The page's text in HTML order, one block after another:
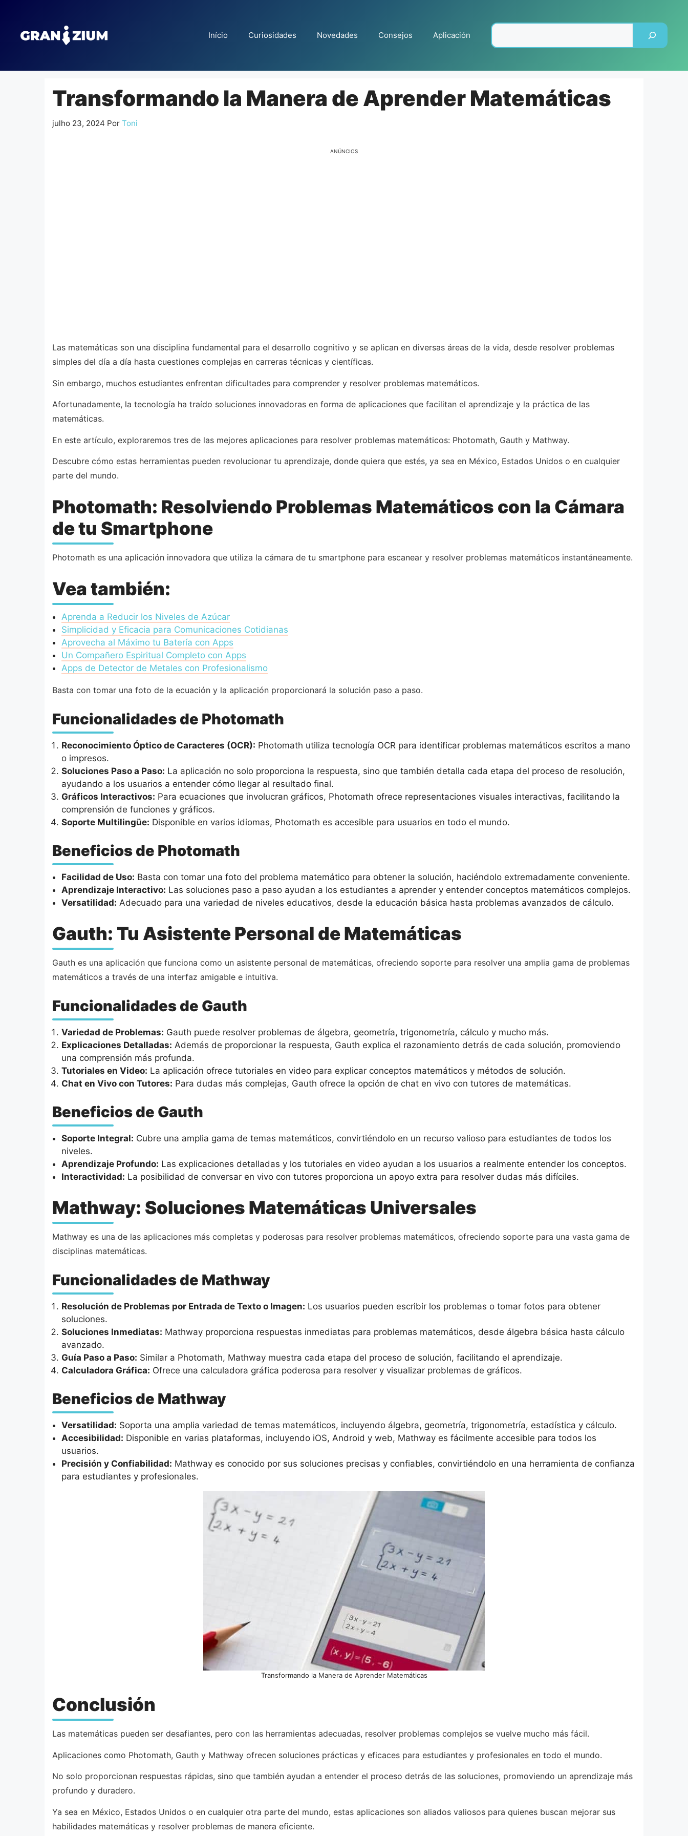
Início Curiosidades Novedades Consejos Aplicación
Transformando la Manera de Aprender Matemáticas
julho 23, 2024 Por Toni
ANÚNCIOS
Las matemáticas son una disciplina fundamental para el desarrollo cognitivo y se aplican en diversas áreas de la vida, desde resolver problemas
simples del día a día hasta cuestiones complejas en carreras técnicas y científicas.
Sin embargo, muchos estudiantes enfrentan dificultades para comprender y resolver problemas matemáticos.
Afortunadamente, la tecnología ha traído soluciones innovadoras en forma de aplicaciones que facilitan el aprendizaje y la práctica de las
matemáticas.
En este artículo, exploraremos tres de las mejores aplicaciones para resolver problemas matemáticos: Photomath, Gauth y Mathway.
Descubre cómo estas herramientas pueden revolucionar tu aprendizaje, donde quiera que estés, ya sea en México, Estados Unidos o en cualquier
parte del mundo.
Photomath: Resolviendo Problemas Matemáticos con la Cámara
de tu Smartphone
Photomath es una aplicación innovadora que utiliza la cámara de tu smartphone para escanear y resolver problemas matemáticos instantáneamente.
Vea también:
Aprenda a Reducir los Niveles de Azúcar
Simplicidad y Eficacia para Comunicaciones Cotidianas
Aprovecha al Máximo tu Batería con Apps
Un Compañero Espiritual Completo con Apps
Apps de Detector de Metales con Profesionalismo
Basta con tomar una foto de la ecuación y la aplicación proporcionará la solución paso a paso.
Funcionalidades de Photomath
Reconocimiento Óptico de Caracteres (OCR): Photomath utiliza tecnología OCR para identificar problemas matemáticos escritos a mano
o impresos.
Soluciones Paso a Paso: La aplicación no solo proporciona la respuesta, sino que también detalla cada etapa del proceso de resolución,
ayudando a los usuarios a entender cómo llegar al resultado final.
Gráficos Interactivos: Para ecuaciones que involucran gráficos, Photomath ofrece representaciones visuales interactivas, facilitando la
comprensión de funciones y gráficos.
Soporte Multilingüe: Disponible en varios idiomas, Photomath es accesible para usuarios en todo el mundo.
Beneficios de Photomath
Facilidad de Uso: Basta con tomar una foto del problema matemático para obtener la solución, haciéndolo extremadamente conveniente.
Aprendizaje Interactivo: Las soluciones paso a paso ayudan a los estudiantes a aprender y entender conceptos matemáticos complejos.
Versatilidad: Adecuado para una variedad de niveles educativos, desde la educación básica hasta problemas avanzados de cálculo.
Gauth: Tu Asistente Personal de Matemáticas
Gauth es una aplicación que funciona como un asistente personal de matemáticas, ofreciendo soporte para resolver una amplia gama de problemas
matemáticos a través de una interfaz amigable e intuitiva.
Funcionalidades de Gauth
Variedad de Problemas: Gauth puede resolver problemas de álgebra, geometría, trigonometría, cálculo y mucho más.
Explicaciones Detalladas: Además de proporcionar la respuesta, Gauth explica el razonamiento detrás de cada solución, promoviendo
una comprensión más profunda.
Tutoriales en Video: La aplicación ofrece tutoriales en video para explicar conceptos matemáticos y métodos de solución.
Chat en Vivo con Tutores: Para dudas más complejas, Gauth ofrece la opción de chat en vivo con tutores de matemáticas.
Beneficios de Gauth
Soporte Integral: Cubre una amplia gama de temas matemáticos, convirtiéndolo en un recurso valioso para estudiantes de todos los
niveles.
Aprendizaje Profundo: Las explicaciones detalladas y los tutoriales en video ayudan a los usuarios a realmente entender los conceptos.
Interactividad: La posibilidad de conversar en vivo con tutores proporciona un apoyo extra para resolver dudas más difíciles.
Mathway: Soluciones Matemáticas Universales
Mathway es una de las aplicaciones más completas y poderosas para resolver problemas matemáticos, ofreciendo soporte para una vasta gama de
disciplinas matemáticas.
Funcionalidades de Mathway
Resolución de Problemas por Entrada de Texto o Imagen: Los usuarios pueden escribir los problemas o tomar fotos para obtener
soluciones.
Soluciones Inmediatas: Mathway proporciona respuestas inmediatas para problemas matemáticos, desde álgebra básica hasta cálculo
avanzado.
Guía Paso a Paso: Similar a Photomath, Mathway muestra cada etapa del proceso de solución, facilitando el aprendizaje.
Calculadora Gráfica: Ofrece una calculadora gráfica poderosa para resolver y visualizar problemas de gráficos.
Beneficios de Mathway
Versatilidad: Soporta una amplia variedad de temas matemáticos, incluyendo álgebra, geometría, trigonometría, estadística y cálculo.
Accesibilidad: Disponible en varias plataformas, incluyendo iOS, Android y web, Mathway es fácilmente accesible para todos los
usuarios.
Precisión y Confiabilidad: Mathway es conocido por sus soluciones precisas y confiables, convirtiéndolo en una herramienta de confianza
para estudiantes y profesionales.
Transformando la Manera de Aprender Matemáticas
Conclusión
Las matemáticas pueden ser desafiantes, pero con las herramientas adecuadas, resolver problemas complejos se vuelve mucho más fácil.
Aplicaciones como Photomath, Gauth y Mathway ofrecen soluciones prácticas y eficaces para estudiantes y profesionales en todo el mundo.
No solo proporcionan respuestas rápidas, sino que también ayudan a entender el proceso detrás de las soluciones, promoviendo un aprendizaje más
profundo y duradero.
Ya sea en México, Estados Unidos o en cualquier otra parte del mundo, estas aplicaciones son aliados valiosos para quienes buscan mejorar sus
habilidades matemáticas y resolver problemas de manera eficiente.